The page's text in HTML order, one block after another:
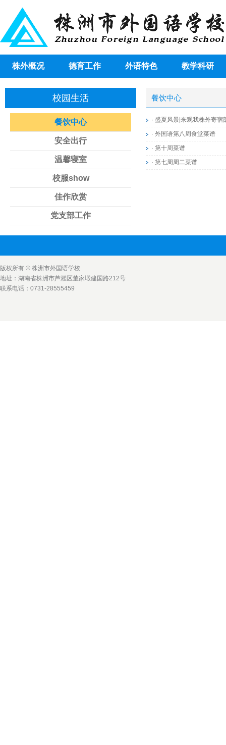
株外概况 德育工作 外语特色 教学科研
校园生活
餐饮中心
安全出行
温馨寝室
校服show
佳作欣赏
党支部工作
餐饮中心
· 盛夏风景|来观我株外寄宿
· 外国语第八周食堂菜谱
· 第十周菜谱
· 第七周周二菜谱
版权所有 © 株洲市外国语学校
地址：湖南省株洲市芦淞区董家塅建国路212号
联系电话：0731-28555459